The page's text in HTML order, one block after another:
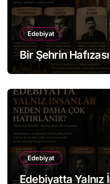
Edebiyat
Bir Şehrin
Edebiyat
Edebiyatta Yalnız